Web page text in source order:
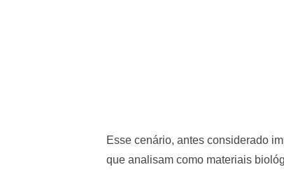
Esse cenário, antes considerado
que analisam como materiais